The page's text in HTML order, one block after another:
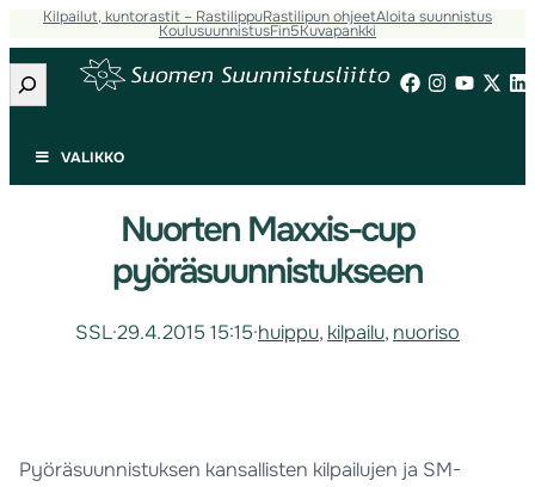
Kilpailut, kuntorastit – RastilippuRastilipun ohjeetAloita suunnistus
KoulusuunnistusFin5Kuvapankki
Etsi
VALIKKO
Nuorten Maxxis-cup
pyöräsuunnistukseen
SSL·29.4.2015 15:15·huippu, kilpailu, nuoriso
Pyöräsuunnistuksen kansallisten kilpailujen ja SM-